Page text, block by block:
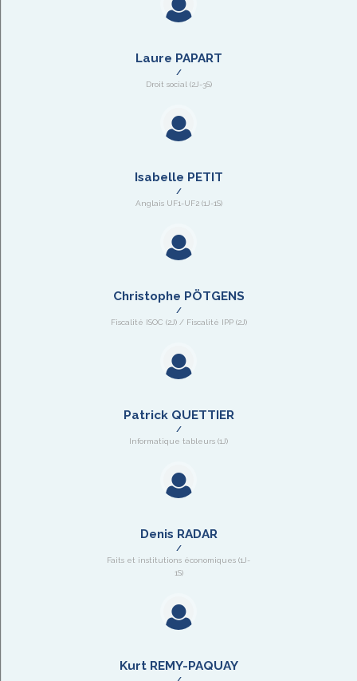
Laure PAPART
Droit social (2J-3S)
Isabelle PETIT
Anglais UF1-UF2 (1J-1S)
Christophe PÖTGENS
Fiscalité ISOC (2J) / Fiscalité IPP (2J)
Patrick QUETTIER
Informatique tableurs (1J)
Denis RADAR
Faits et institutions économiques (1J-
1S)
Kurt REMY-PAQUAY